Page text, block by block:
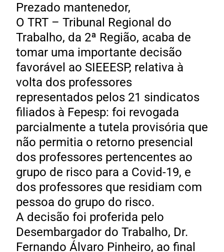
Prezado mantenedor,
O TRT – Tribunal Regional do
Trabalho, da 2ª Região, acaba de
tomar uma importante decisão
favorável ao SIEEESP, relativa à
volta dos professores
representados pelos 21 sindicatos
filiados à Fepesp: foi revogada
parcialmente a tutela provisória que
não permitia o retorno presencial
dos professores pertencentes ao
grupo de risco para a Covid-19, e
dos professores que residiam com
pessoa do grupo do risco.
A decisão foi proferida pelo
Desembargador do Trabalho, Dr.
Fernando Álvaro Pinheiro, ao final